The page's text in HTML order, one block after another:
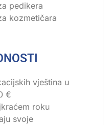
pedikera
kozmetičara
vještina u
€
roku
svoje